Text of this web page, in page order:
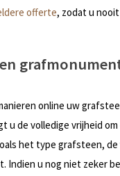
offerte, zodat u
online uw
u de volledige vrijheid
het type grafsteen, de
Indien u nog niet zeker